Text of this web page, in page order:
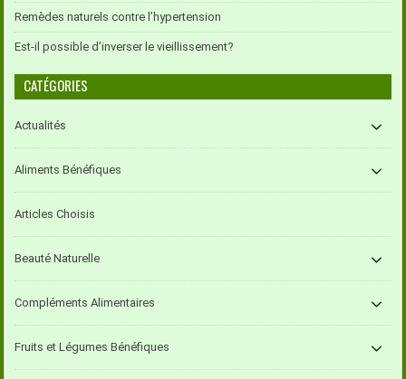
Remèdes naturels contre l’hypertension
Est-il possible d’inverser le vieillissement?
CATÉGORIES
Actualités
Aliments Bénéfiques
Articles Choisis
Beauté Naturelle
Compléments Alimentaires
Fruits et Légumes Bénéfiques